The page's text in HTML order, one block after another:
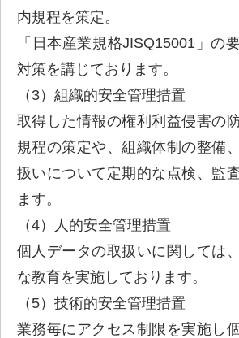
内規程を策定。
「日本産業規格JISQ15001」の
対策を講じております。
（3）組織的安全管理措置
取得した情報の権利利益侵害の
規程の策定や、組織体制の整備
扱いについて定期的な点検、監
ます。
（4）人的安全管理措置
個人データの取扱いに関しては
な教育を実施しております。
（5）技術的安全管理措置
業務毎にアクセス制限を実施し